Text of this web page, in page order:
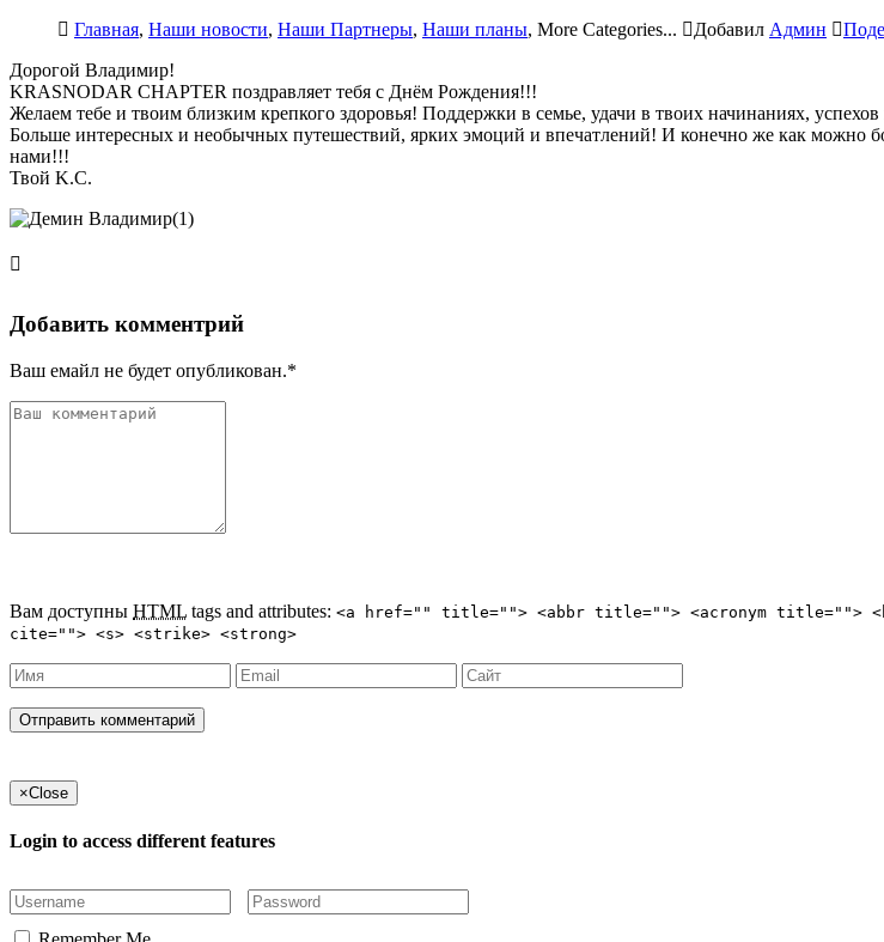
Главная, Наши новости, Наши Партнеры, Наши планы, More Categories... Добавил Админ
Дорогой Владимир!
KRASNODAR CHAPTER поздравляет тебя с Днём Рождения!!!
Желаем тебе и твоим близким крепкого здоровья! Поддержки в семье, удачи в твоих начинаниях, успехов
Больше интересных и необычных путешествий, ярких эмоций и впечатлений! И конечно же как можно
нами!!!
Твой K.C.
Добавить комментрий
Ваш емайл не будет опубликован.*
Вам доступны HTML tags and attributes: <a href="" title=""> <abbr title=""> <acronym title="">
cite=""> <s> <strike> <strong>
×Close
Login to access different features